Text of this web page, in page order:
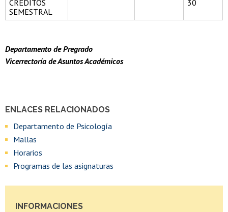
ENLACES RELACIONADOS
Departamento de Psicología
Mallas
Horarios
Programas de las asignaturas
INFORMACIONES
CRÉDITOS
SEMESTRAL
30
Departamento de Pregrado
Vicerrectoría de Asuntos Académicos